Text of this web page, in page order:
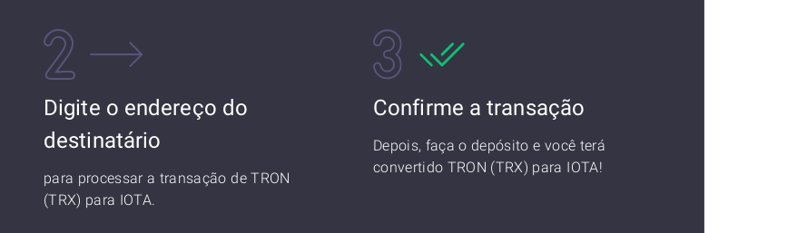
Digite o endereço do
destinatário
para processar a transação de TRON
(TRX) para IOTA.
Confirme a transação
Depois, faça o depósito e você terá
convertido TRON (TRX) para IOTA!